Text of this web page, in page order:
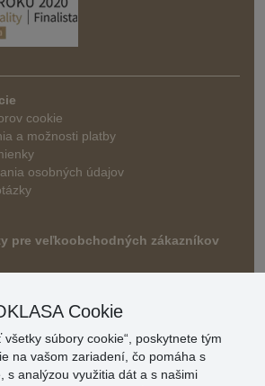
cookie
a možnosti platby
osobných údajov
pre veľkoobchodných zákazníkov
Cookie
všetky súbory cookie“, poskytnete tým
na vašom zariadení, čo pomáha s
s analýzou využitia dát a s našimi